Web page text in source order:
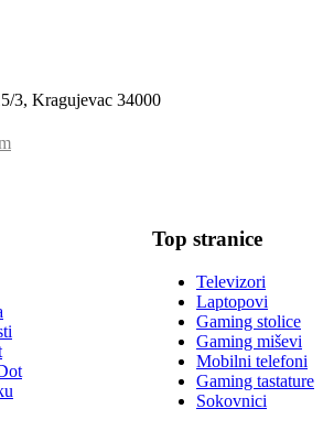
3, Kragujevac 34000
Top stranice
Televizori
Laptopovi
Gaming stolice
Gaming miševi
Mobilni telefoni
Gaming tastature
Sokovnici